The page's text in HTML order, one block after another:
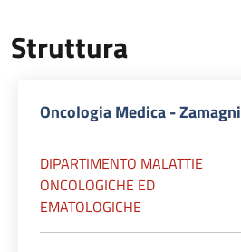
Struttura
Oncologia Medica - Zamagni
DIPARTIMENTO MALATTIE
ONCOLOGICHE ED
EMATOLOGICHE